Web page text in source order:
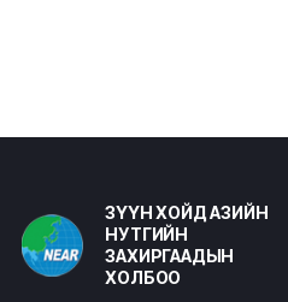
ЗҮҮН ХОЙД АЗИЙН
НУТГИЙН
ЗАХИРГААДЫН
ХОЛБОО